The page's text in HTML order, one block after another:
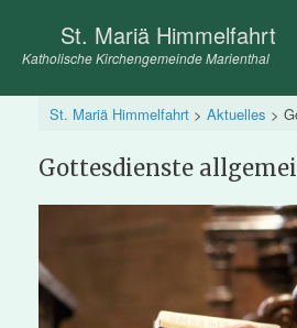
springen
St. Mariä Himmelfahrt
Katholische Kirchengemeinde Marienthal
St. Mariä Himmelfahrt > Aktuelles >
Gottesdienste